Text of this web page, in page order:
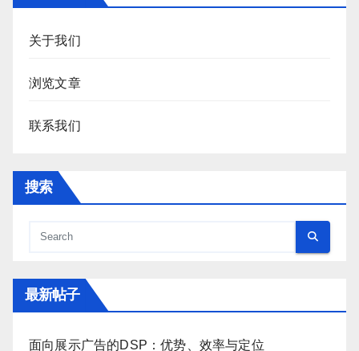
关于我们
浏览文章
联系我们
搜索
最新帖子
面向展示广告的DSP：优势、效率与定位